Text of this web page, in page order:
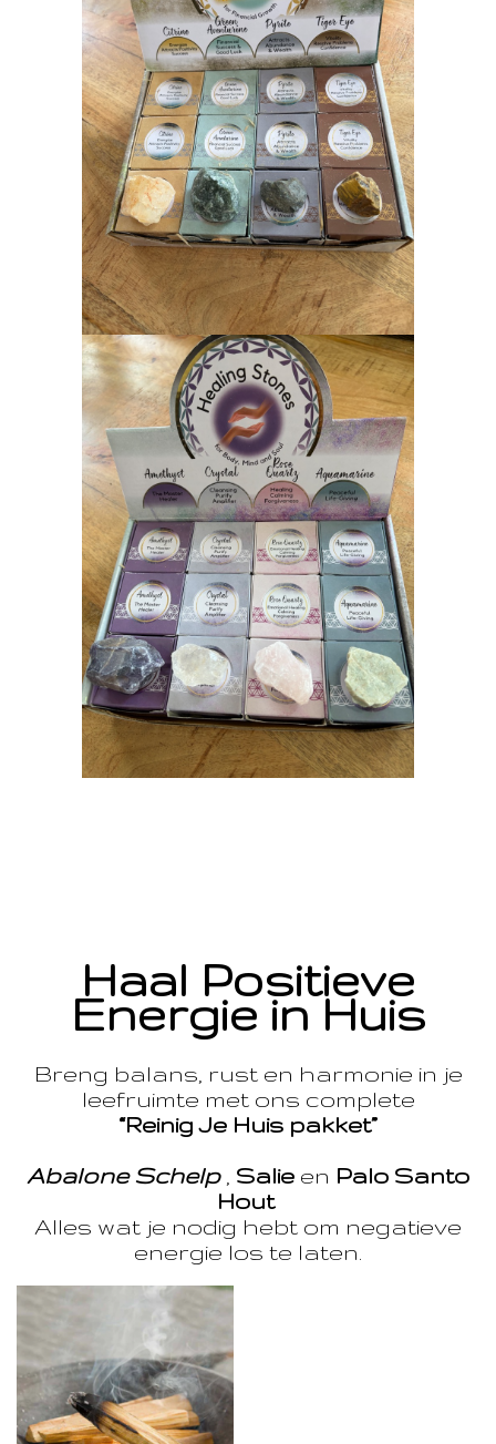
Haal Positieve
Energie in Huis
Breng balans, rust en harmonie in je
leefruimte met ons complete
“Reinig Je Huis pakket”
Abalone Schelp, Salie en Palo Santo
Hout
Alles wat je nodig hebt om negatieve
energie los te laten.